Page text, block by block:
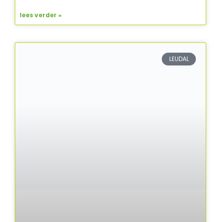
lees verder »
LEUDAL